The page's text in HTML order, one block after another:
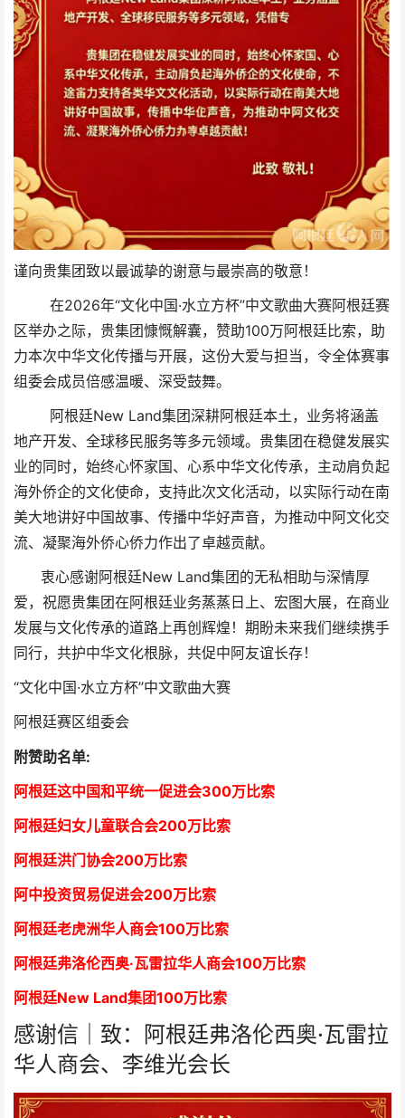
谨向贵集团致以最诚挚的谢意与最崇高的敬意！
在2026年“文化中国·水立方杯”中文歌曲大赛阿根廷赛
区举办之际，贵集团慷慨解囊，赞助100万阿根廷比索，助
力本次中华文化传播与开展，这份大爱与担当，令全体赛事
组委会成员倍感温暖、深受鼓舞。
阿根廷New Land集团深耕阿根廷本土，业务将涵盖
地产开发、全球移民服务等多元领域。贵集团在稳健发展实
业的同时，始终心怀家国、心系中华文化传承，主动肩负起
海外侨企的文化使命，支持此次文化活动，以实际行动在南
美大地讲好中国故事、传播中华好声音，为推动中阿文化交
流、凝聚海外侨心侨力作出了卓越贡献。
衷心感谢阿根廷New Land集团的无私相助与深情厚
爱，祝愿贵集团在阿根廷业务蒸蒸日上、宏图大展，在商业
发展与文化传承的道路上再创辉煌！期盼未来我们继续携手
同行，共护中华文化根脉，共促中阿友谊长存！
“文化中国·水立方杯”中文歌曲大赛
阿根廷赛区组委会
附赞助名单:
阿根廷这中国和平统一促进会300万比索
阿根廷妇女儿童联合会200万比索
阿根廷洪门协会200万比索
阿中投资贸易促进会200万比索
阿根廷老虎洲华人商会100万比索
阿根廷弗洛伦西奥·瓦雷拉华人商会100万比索
阿根廷New Land集团100万比索
感谢信｜致：阿根廷弗洛伦西奥·瓦雷拉
华人商会、李维光会长